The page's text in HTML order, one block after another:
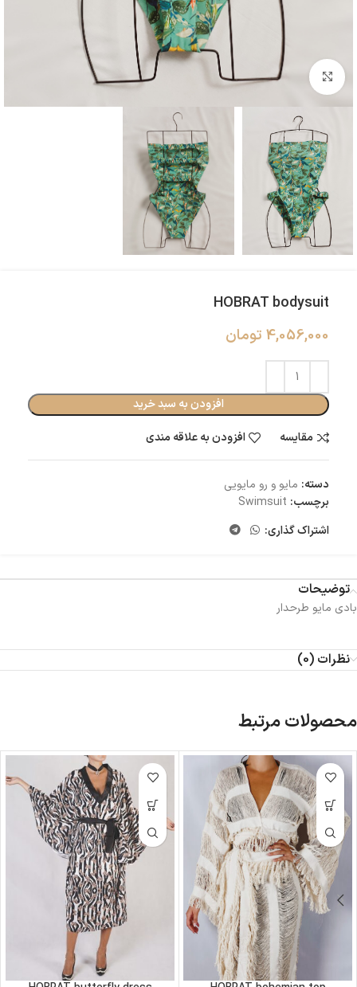
بزرگنمایی تصویر
HOBRAT bodysuit
4,056,000 تومان
افزودن به سبد خرید
مقایسه
افزودن به علاقه مندی
دسته: مایو و رو مایویی
برچسب: Swimsuit
اشتراک گذاری:
توضیحات
بادی مایو طرحدار
نظرات (0)
محصولات مرتبط